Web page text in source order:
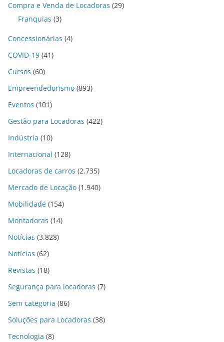
Compra e Venda de Locadoras (29)
Franquias (3)
Concessionárias (4)
COVID-19 (41)
Cursos (60)
Empreendedorismo (893)
Eventos (101)
Gestão para Locadoras (422)
Indústria (10)
Internacional (128)
Locadoras de carros (2.735)
Mercado de Locação (1.940)
Mobilidade (154)
Montadoras (14)
Notícias (3.828)
Notícias (62)
Revistas (18)
Segurança para locadoras (7)
Sem categoria (86)
Soluções para Locadoras (38)
Tecnologia (8)